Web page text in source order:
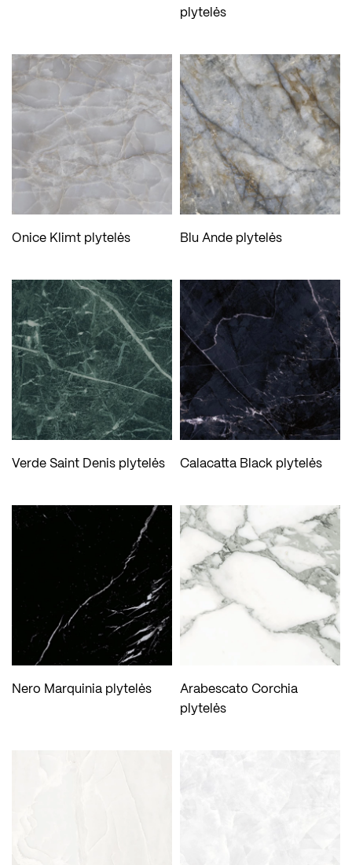
plytelės
Onice Klimt plytelės Blu Ande plytelės
Verde Saint Denis plytelės Calacatta Black plytelės
Nero Marquinia plytelės
Arabescato Corchia
plytelės